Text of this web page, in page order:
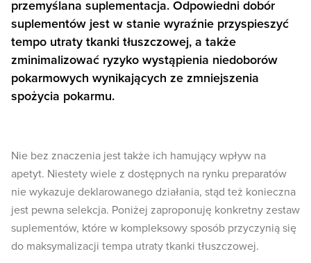
przemyślana suplementacja. Odpowiedni dobór
suplementów jest w stanie wyraźnie przyspieszyć
tempo utraty tkanki tłuszczowej, a także
zminimalizować ryzyko wystąpienia niedoborów
pokarmowych wynikających ze zmniejszenia
spożycia pokarmu.
Nie bez znaczenia jest także ich hamujący wpływ na
apetyt. Niestety wiele z dostępnych na rynku preparatów
nie wykazuje deklarowanego działania, stąd też konieczna
jest pewna selekcja. Poniżej zaproponuję konkretny zestaw
suplementów, które w kompleksowy sposób przyczynią się
do maksymalizacji tempa utraty tkanki tłuszczowej.